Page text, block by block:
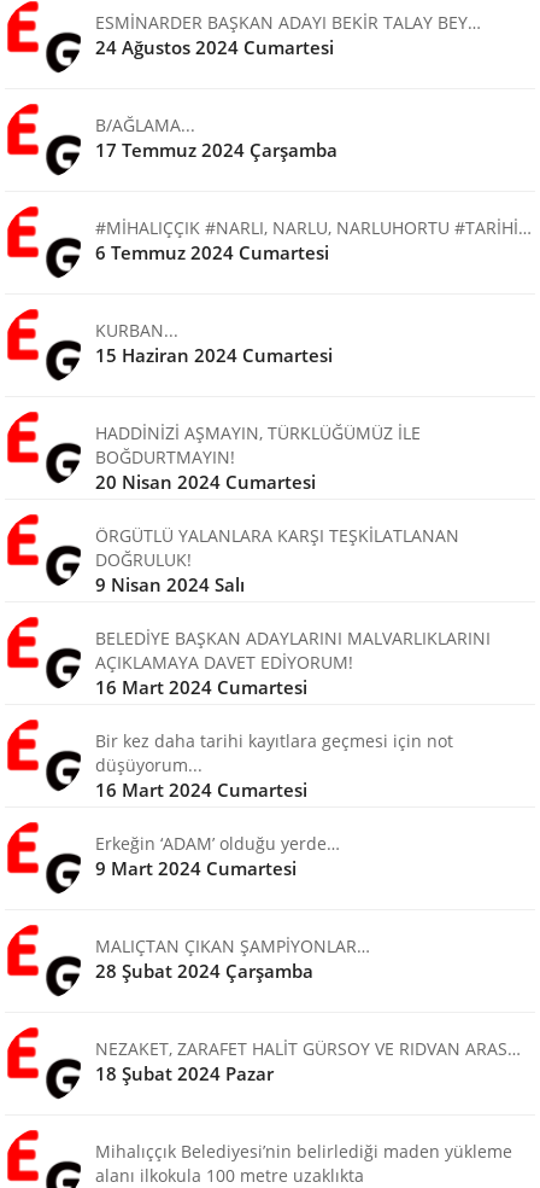
ESMİNARDER BAŞKAN ADAYI BEKİR TALAY BEY…
24 Ağustos 2024 Cumartesi
B/AĞLAMA...
17 Temmuz 2024 Çarşamba
#MİHALIÇÇIK #NARLI, NARLU, NARLUHORTU #TARİHİ…
6 Temmuz 2024 Cumartesi
KURBAN...
15 Haziran 2024 Cumartesi
HADDİNİZİ AŞMAYIN, TÜRKLÜĞÜMÜZ İLE
BOĞDURTMAYIN!
20 Nisan 2024 Cumartesi
ÖRGÜTLÜ YALANLARA KARŞI TEŞKİLATLANAN
DOĞRULUK!
9 Nisan 2024 Salı
BELEDİYE BAŞKAN ADAYLARINI MALVARLIKLARINI
AÇIKLAMAYA DAVET EDİYORUM!
16 Mart 2024 Cumartesi
Bir kez daha tarihi kayıtlara geçmesi için not
düşüyorum...
16 Mart 2024 Cumartesi
Erkeğin ‘ADAM’ olduğu yerde…
9 Mart 2024 Cumartesi
MALIÇTAN ÇIKAN ŞAMPİYONLAR…
28 Şubat 2024 Çarşamba
NEZAKET, ZARAFET HALİT GÜRSOY VE RIDVAN ARAS…
18 Şubat 2024 Pazar
Mihalıççık Belediyesi’nin belirlediği maden yükleme
alanı ilkokula 100 metre uzaklıkta